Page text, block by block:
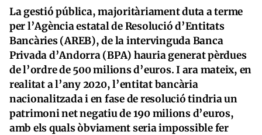
La gestió pública, majoritàriament duta a terme
per l’Agència estatal de Resolució d’Entitats
Bancàries (AREB), de la intervinguda Banca
Privada d’Andorra (BPA) hauria generat pèrdues
de l’ordre de 500 milions d’euros. I ara mateix, en
realitat a l’any 2020, l’entitat bancària
nacionalitzada i en fase de resolució tindria un
patrimoni net negatiu de 190 milions d’euros,
amb els quals òbviament seria impossible fer